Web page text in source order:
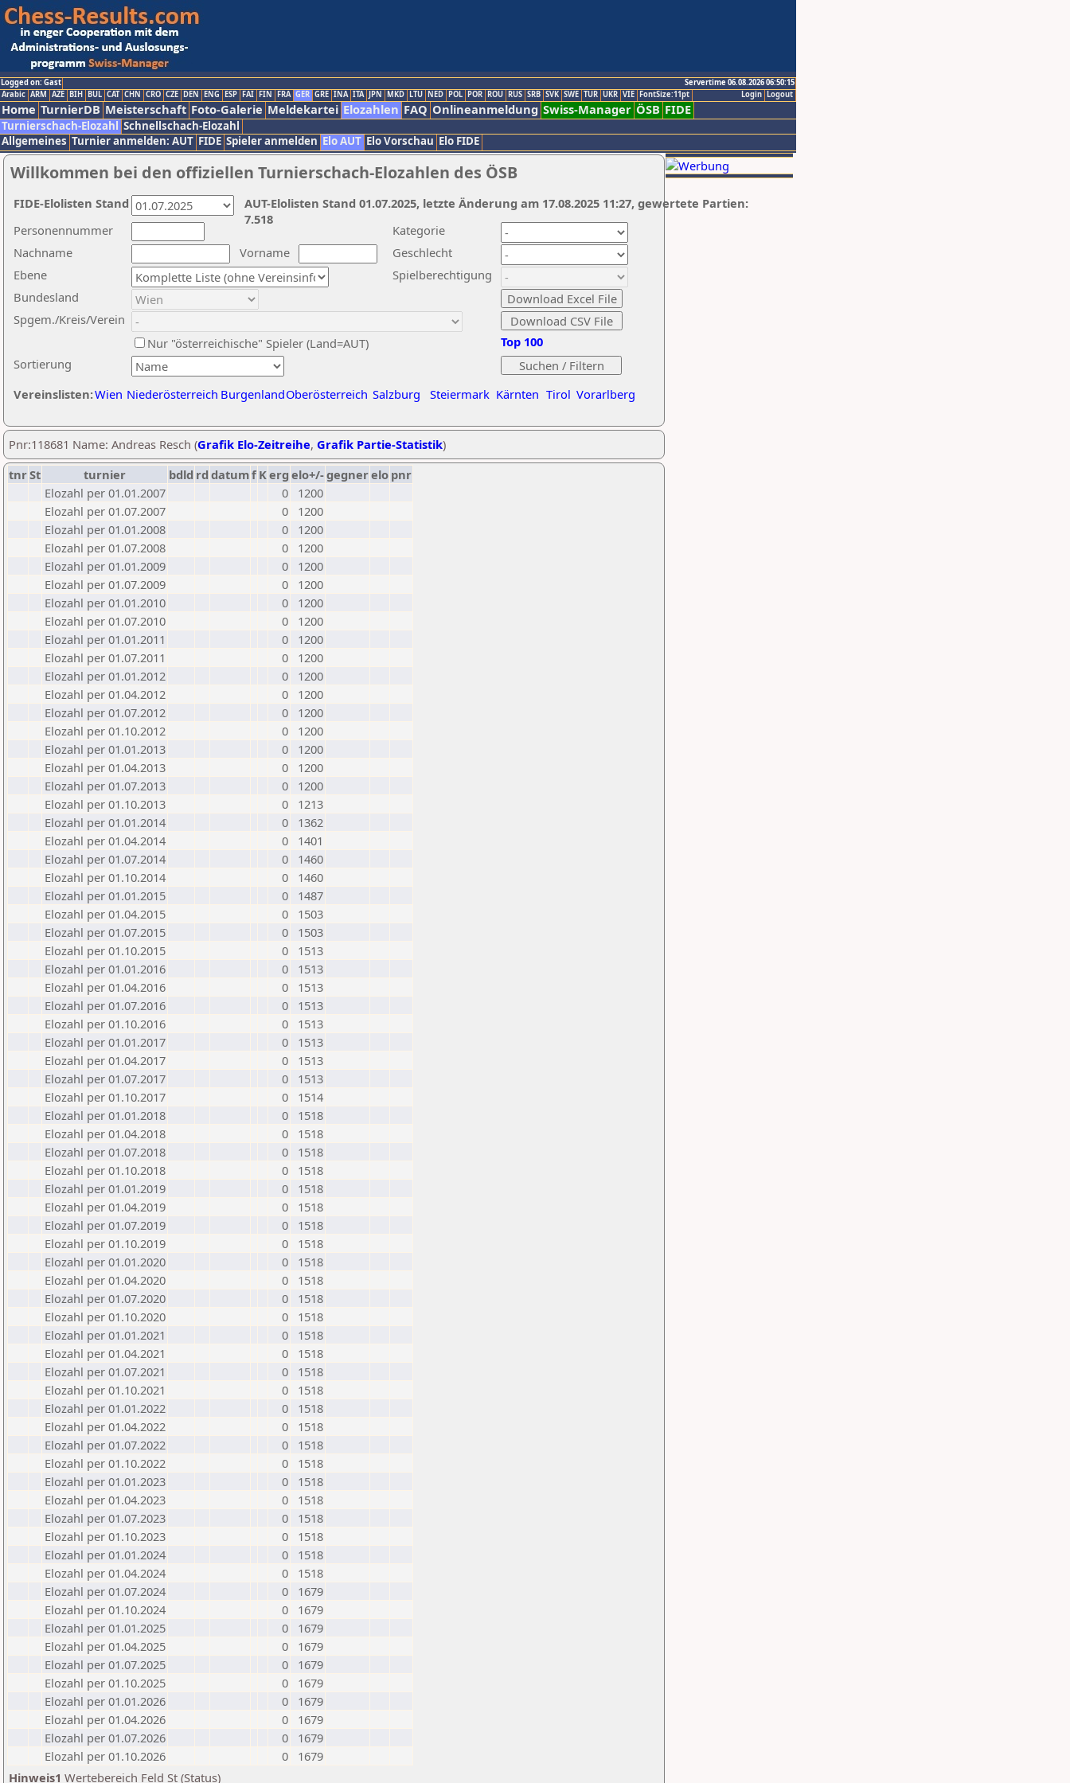
Logged on: Gast
Servertime 06.08.2026 06:50:15
Logout
Login
Arabic ARM AZE BIH BUL CAT CHN CRO CZE DEN ENG ESP FAI FIN FRA GER GRE INA ITA JPN MKD LTU NED POL POR ROU RUS SRB SVK SWE TUR UKR VIE FontSize:11pt
Home TurnierDB Meisterschaft Foto-Galerie Meldekartei Elozahlen FAQ Onlineanmeldung Swiss-Manager ÖSB FIDE
Turnierschach-Elozahl Schnellschach-Elozahl
Allgemeines Turnier anmelden: AUT FIDE Spieler anmelden Elo AUT Elo Vorschau Elo FIDE
Willkommen bei den offiziellen Turnierschach-Elozahlen des ÖSB
Nachname
Vorname
Ebene
Kategorie
Sortierung
Personennummer
Bundesland
Spgem./Kreis/Verein
Geschlecht
Nur "österreichische" Spieler (Land=AUT)
Spielberechtigung
Vereinslisten:Wien Niederösterreich BurgenlandOberösterreich Salzburg Steiermark Kärnten Tirol Vorarlberg
Top 100
AUT-Elolisten Stand 01.07.2025, letzte Änderung am 17.08.2025 11:27, gewertete Partien:
7.518
FIDE-Elolisten Stand
Pnr:118681 Name: Andreas Resch (Grafik Elo-Zeitreihe, Grafik Partie-Statistik)
tnrSt turnier bdld rd datumf Kerg elo+/-gegnerelo pnr
Elozahl per 01.01.2007
0
1200
Elozahl per 01.07.2007
0
1200
Elozahl per 01.01.2008
0
1200
Elozahl per 01.07.2008
0
1200
Elozahl per 01.01.2009
0
1200
Elozahl per 01.07.2009
0
1200
Elozahl per 01.01.2010
0
1200
Elozahl per 01.07.2010
0
1200
Elozahl per 01.01.2011
0
1200
Elozahl per 01.07.2011
0
1200
Elozahl per 01.01.2012
0
1200
Elozahl per 01.04.2012
0
1200
Elozahl per 01.07.2012
0
1200
Elozahl per 01.10.2012
0
1200
Elozahl per 01.01.2013
0
1200
Elozahl per 01.04.2013
0
1200
Elozahl per 01.07.2013
0
1200
Elozahl per 01.10.2013
0
1213
Elozahl per 01.01.2014
0
1362
Elozahl per 01.04.2014
0
1401
Elozahl per 01.07.2014
0
1460
Elozahl per 01.10.2014
0
1460
Elozahl per 01.01.2015
0
1487
Elozahl per 01.04.2015
0
1503
Elozahl per 01.07.2015
0
1503
Elozahl per 01.10.2015
0
1513
Elozahl per 01.01.2016
0
1513
Elozahl per 01.04.2016
0
1513
Elozahl per 01.07.2016
0
1513
Elozahl per 01.10.2016
0
1513
Elozahl per 01.01.2017
0
1513
Elozahl per 01.04.2017
0
1513
Elozahl per 01.07.2017
0
1513
Elozahl per 01.10.2017
0
1514
Elozahl per 01.01.2018
0
1518
Elozahl per 01.04.2018
0
1518
Elozahl per 01.07.2018
0
1518
Elozahl per 01.10.2018
0
1518
Elozahl per 01.01.2019
0
1518
Elozahl per 01.04.2019
0
1518
Elozahl per 01.07.2019
0
1518
Elozahl per 01.10.2019
0
1518
Elozahl per 01.01.2020
0
1518
Elozahl per 01.04.2020
0
1518
Elozahl per 01.07.2020
0
1518
Elozahl per 01.10.2020
0
1518
Elozahl per 01.01.2021
0
1518
Elozahl per 01.04.2021
0
1518
Elozahl per 01.07.2021
0
1518
Elozahl per 01.10.2021
0
1518
Elozahl per 01.01.2022
0
1518
Elozahl per 01.04.2022
0
1518
Elozahl per 01.07.2022
0
1518
Elozahl per 01.10.2022
0
1518
Elozahl per 01.01.2023
0
1518
Elozahl per 01.04.2023
0
1518
Elozahl per 01.07.2023
0
1518
Elozahl per 01.10.2023
0
1518
Elozahl per 01.01.2024
0
1518
Elozahl per 01.04.2024
0
1518
Elozahl per 01.07.2024
0
1679
Elozahl per 01.10.2024
0
1679
Elozahl per 01.01.2025
0
1679
Elozahl per 01.04.2025
0
1679
Elozahl per 01.07.2025
0
1679
Elozahl per 01.10.2025
0
1679
Elozahl per 01.01.2026
0
1679
Elozahl per 01.04.2026
0
1679
Elozahl per 01.07.2026
0
1679
Elozahl per 01.10.2026
0
1679
Hinweis1 Wertebereich Feld St (Status)